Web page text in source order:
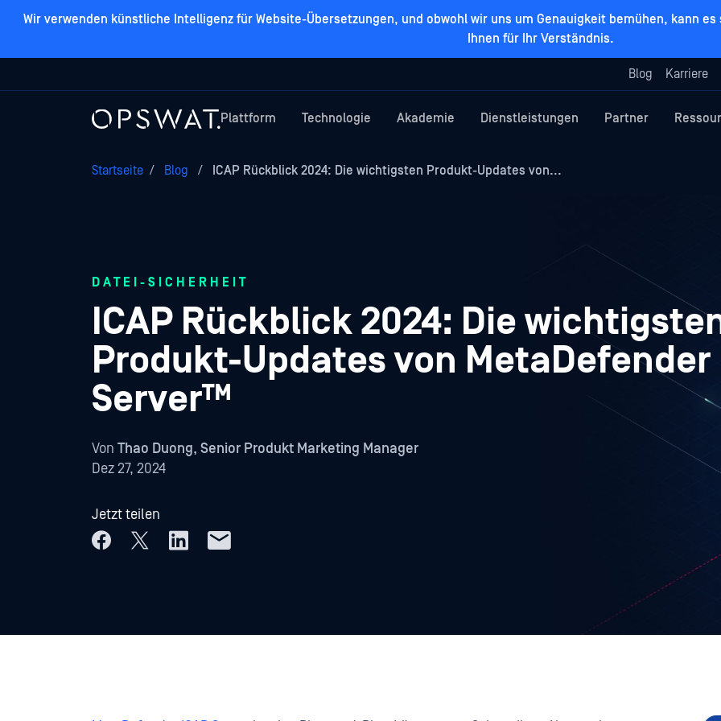
Wir verwenden künstliche Intelligenz für Website-Übersetzungen, und obwohl wir uns um Genauigkeit bemühen, kann
Ihnen für Ihr Verständnis.
Blog Karriere
Plattform Technologie Akademie Dienstleistungen Partner
Startseite / Blog / ICAP Rückblick 2024: Die wichtigsten Produkt-Updates von...
DATEI-SICHERHEIT
ICAP Rückblick 2024: Die
Produkt-Updates von MetaDefender
Server™
Von Thao Duong, Senior Produkt Marketing Manager
Dez 27, 2024
Jetzt teilen